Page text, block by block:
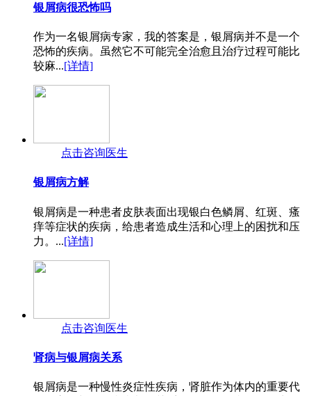
银屑病很恐怖吗
作为一名银屑病专家，我的答案是，银屑病并不是一个
恐怖的疾病。虽然它不可能完全治愈且治疗过程可能比
较麻...[详情]
点击咨询医生
银屑病方解
银屑病是一种患者皮肤表面出现银白色鳞屑、红斑、瘙
痒等症状的疾病，给患者造成生活和心理上的困扰和压
力。...[详情]
点击咨询医生
肾病与银屑病关系
银屑病是一种慢性炎症性疾病，肾脏作为体内的重要代